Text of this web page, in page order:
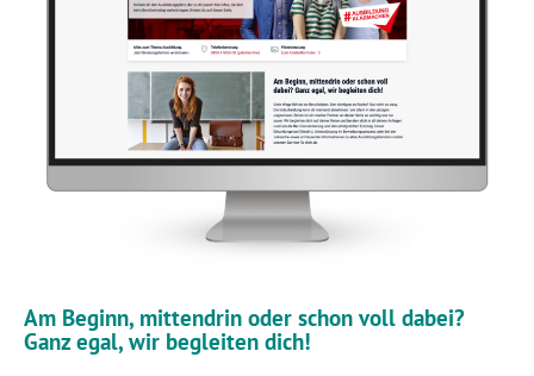
Am Beginn, mittendrin oder schon voll dabei?
Ganz egal, wir begleiten dich!